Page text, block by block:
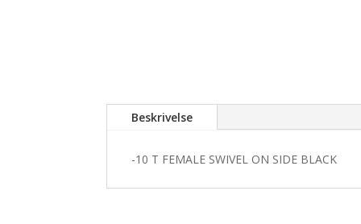
Beskrivelse
-10 T FEMALE SWIVEL ON SIDE BLACK